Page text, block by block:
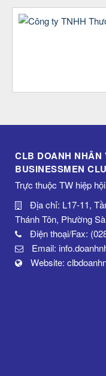
CLB DOANH NHÂN
BUSINESSMEN
Trực thuộc TW hiệp
Địa chỉ: L17-11,
Thánh Tôn, Phường
Điện thoại/Fax:
Email:
Website: